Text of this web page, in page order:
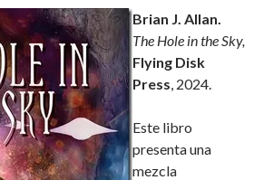
Brian J. Allan.
The Hole in the Sky,
Flying Disk
Press, 2024.
Este libro
presenta una
mezcla